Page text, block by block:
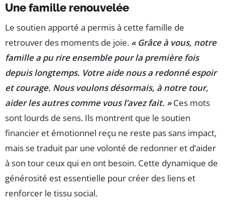
Une famille renouvelée
Le soutien apporté a permis à cette famille de
retrouver des moments de joie. « Grâce à vous, notre
famille a pu rire ensemble pour la première fois
depuis longtemps. Votre aide nous a redonné espoir
et courage. Nous voulons désormais, à notre tour,
aider les autres comme vous l’avez fait. »Ces mots
sont lourds de sens. Ils montrent que le soutien
financier et émotionnel reçu ne reste pas sans impact,
mais se traduit par une volonté de redonner et d’aider
à son tour ceux qui en ont besoin. Cette dynamique de
générosité est essentielle pour créer des liens et
renforcer le tissu social.